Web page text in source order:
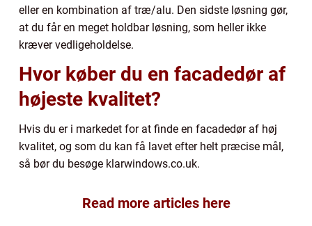
eller en kombination af træ/alu. Den sidste løsning gør,
at du får en meget holdbar løsning, som heller ikke
kræver vedligeholdelse.
Hvor køber du en facadedør af
højeste kvalitet?
Hvis du er i markedet for at finde en facadedør af høj
kvalitet, og som du kan få lavet efter helt præcise mål,
så bør du besøge klarwindows.co.uk.
Read more articles here